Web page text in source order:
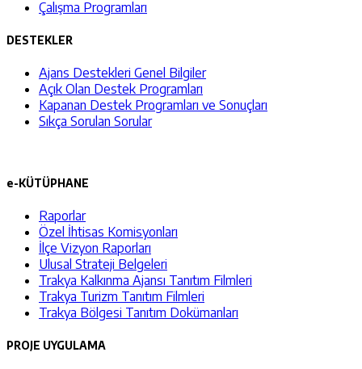
Çalışma Programları
DESTEKLER
Ajans Destekleri Genel Bilgiler
Açık Olan Destek Programları
Kapanan Destek Programları ve Sonuçları
Sıkça Sorulan Sorular
e-KÜTÜPHANE
Raporlar
Özel İhtisas Komisyonları
İlçe Vizyon Raporları
Ulusal Strateji Belgeleri
Trakya Kalkınma Ajansı Tanıtım Filmleri
Trakya Turizm Tanıtım Filmleri
Trakya Bölgesi Tanıtım Dokümanları
PROJE UYGULAMA